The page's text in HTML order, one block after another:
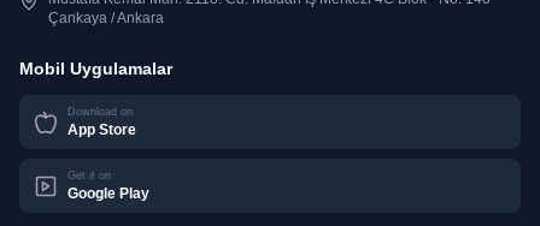
Çankaya / Ankara
Mobil Uygulamalar
Download on
App Store
Get it on
Google Play